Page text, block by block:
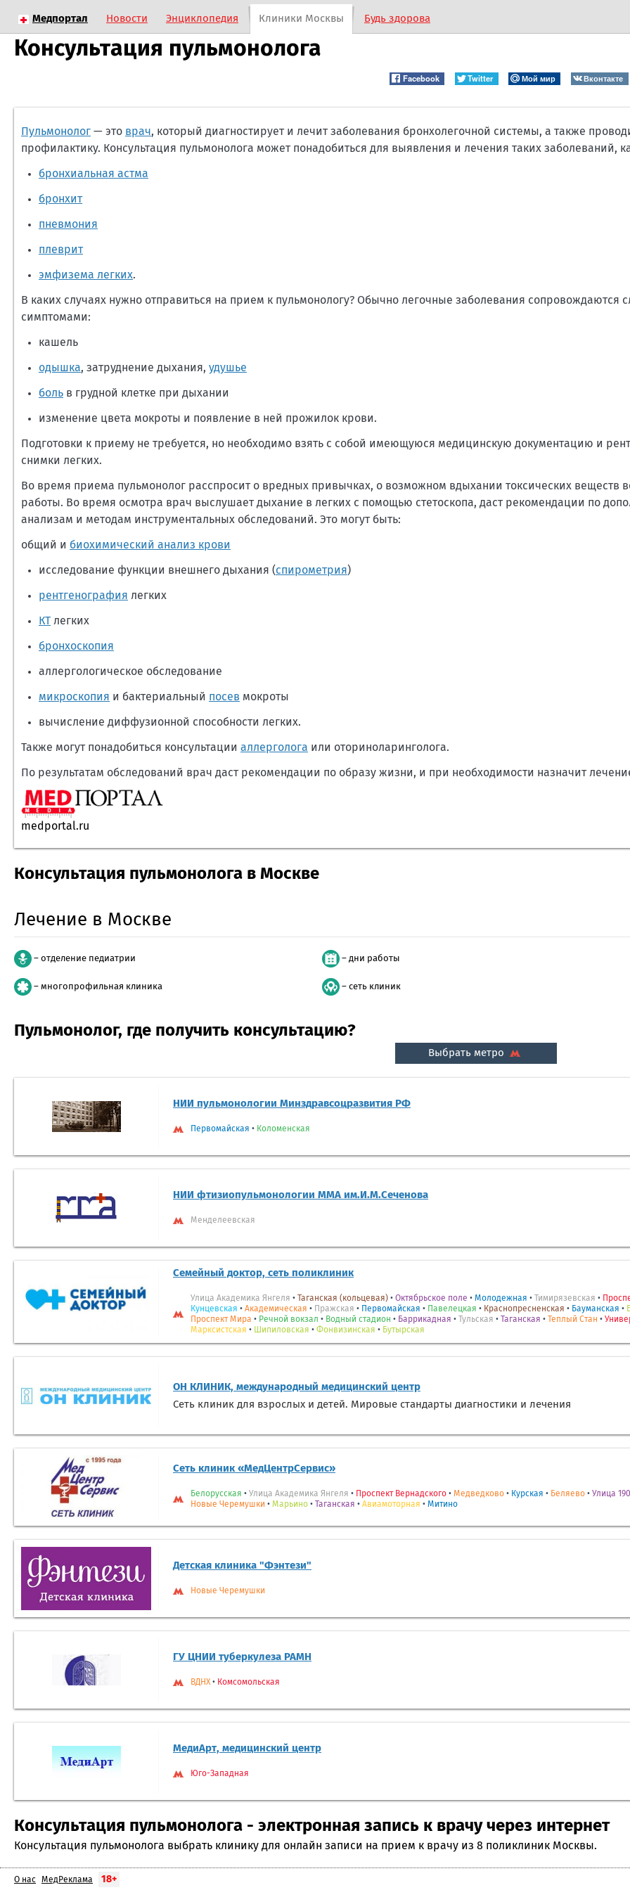
Медпортал Новости Энциклопедия Клиники Москвы Будь здорова
Консультация пульмонолога
Facebook Twitter Мой мир Вконтакте
Пульмонолог — это врач, который диагностирует и лечит заболевания бронхолегочной системы, а также
профилактику. Консультация пульмонолога может понадобиться для выявления и лечения таких заболеваний,
бронхиальная астма
бронхит
пневмония
плеврит
эмфизема легких.
В каких случаях нужно отправиться на прием к пульмонологу? Обычно легочные заболевания сопровождаются
симптомами:
кашель
одышка, затруднение дыхания, удушье
боль в грудной клетке при дыхании
изменение цвета мокроты и появление в ней прожилок крови.
Подготовки к приему не требуется, но необходимо взять с собой имеющуюся медицинскую документацию и
снимки легких.
Во время приема пульмонолог расспросит о вредных привычках, о возможном вдыхании токсических веществ
работы. Во время осмотра врач выслушает дыхание в легких с помощью стетоскопа, даст рекомендации по
анализам и методам инструментальных обследований. Это могут быть:
общий и биохимический анализ крови
исследование функции внешнего дыхания (спирометрия)
рентгенография легких
КТ легких
бронхоскопия
аллергологическое обследование
микроскопия и бактериальный посев мокроты
вычисление диффузионной способности легких.
Также могут понадобиться консультации аллерголога или оториноларинголога.
По результатам обследований врач даст рекомендации по образу жизни, и при необходимости назначит
medportal.ru
Консультация пульмонолога в Москве
Лечение в Москве
– отделение педиатрии – дни работы
– многопрофильная клиника – сеть клиник
Пульмонолог, где получить консультацию?
Выбрать метро
НИИ пульмонологии Минздравсоцразвития РФ
Первомайская • Коломенская
НИИ фтизиопульмонологии ММА им.И.М.Сеченова
Менделеевская
Семейный доктор, сеть поликлиник
Улица Академика Янгеля • Таганская (кольцевая) • Октябрьское поле • Молодежная • Тимирязевская •
Кунцевская • Академическая • Пражская • Первомайская • Павелецкая • Краснопресненская • Бауманская •
Проспект Мира • Речной вокзал • Водный стадион • Баррикадная • Тульская • Таганская • Теплый Стан •
Марксистская • Шипиловская • Фонвизинская • Бутырская
ОН КЛИНИК, международный медицинский центр
Сеть клиник для взрослых и детей. Мировые стандарты диагностики и лечения
Сеть клиник «МедЦентрСервис»
Белорусская • Улица Академика Янгеля • Проспект Вернадского • Медведково • Курская • Беляево • Улица
Новые Черемушки • Марьино • Таганская • Авиамоторная • Митино
Детская клиника "Фэнтези"
Новые Черемушки
ГУ ЦНИИ туберкулеза РАМН
ВДНХ• Комсомольская
МедиАрт, медицинский центр
Юго-Западная
Консультация пульмонолога - электронная запись к врачу через интернет
Консультация пульмонолога выбрать клинику для онлайн записи на прием к врачу из 8 поликлиник Москвы.
О нас МедРеклама 18+